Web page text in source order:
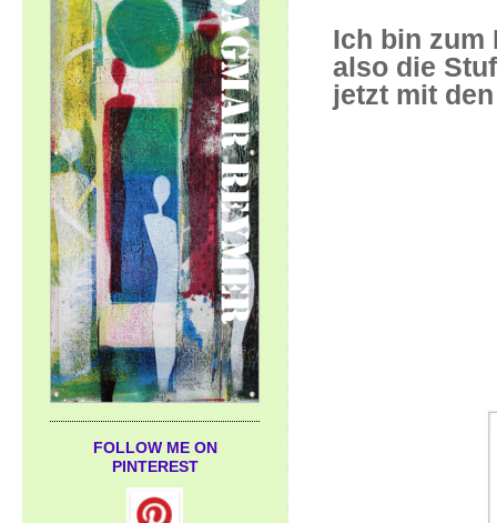
Ich bin zum
also die
jetzt mit
FOLLOW ME ON
PINTEREST